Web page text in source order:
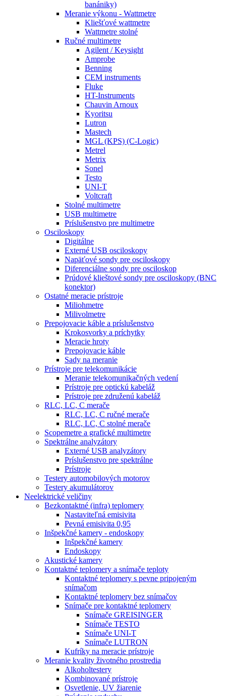
banániky)
Meranie výkonu - Wattmetre
Kliešťové wattmetre
Wattmetre stolné
Ručné multimetre
Agilent / Keysight
Amprobe
Benning
CEM instruments
Fluke
HT-Instruments
Chauvin Arnoux
Kyoritsu
Lutron
Mastech
MGL (KPS) (C-Logic)
Metrel
Metrix
Sonel
Testo
UNI-T
Voltcraft
Stolné multimetre
USB multimetre
Príslušenstvo pre multimetre
Osciloskopy
Digitálne
Externé USB osciloskopy
Napäťové sondy pre osciloskopy
Diferenciálne sondy pre osciloskop
Prúdové klieštové sondy pre osciloskopy (BNC
konektor)
Ostatné meracie prístroje
Miliohmetre
Milivolmetre
Prepojovacie káble a príslušenstvo
Krokosvorky a príchytky
Meracie hroty
Prepojovacie káble
Sady na meranie
Prístroje pre telekomunikácie
Meranie telekomunikačných vedení
Prístroje pre optickú kabeláž
Prístroje pre združenú kabeláž
RLC, LC, C merače
RLC, LC, C ručné merače
RLC, LC, C stolné merače
Scopemetre a grafické multimetre
Spektrálne analyzátory
Externé USB analyzátory
Príslušenstvo pre spektrálne
Prístroje
Testery automobilových motorov
Testery akumulátorov
Neelektrické veličiny
Bezkontaktné (infra) teplomery
Nastaviteľná emisivita
Pevná emisivita 0,95
Inšpekčné kamery - endoskopy
Inšpekčné kamery
Endoskopy
Akustické kamery
Kontaktné teplomery a snímače teploty
Kontaktné teplomery s pevne pripojeným
snímačom
Kontaktné teplomery bez snímačov
Snímače pre kontaktné teplomery
Snímače GREISINGER
Snímače TESTO
Snímače UNI-T
Snímače LUTRON
Kufríky na meracie prístroje
Meranie kvality životného prostredia
Alkoholtestery
Kombinované prístroje
Osvetlenie, UV žiarenie